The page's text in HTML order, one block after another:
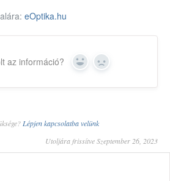
eOptika.hu
az információ? Yes No
Lépjen kapcsolatba velünk
Utoljára frissítve Szeptember 26, 2023